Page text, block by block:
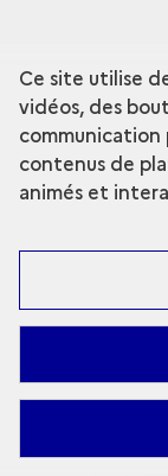
Gestion
Ce site utilise
vidéos, des
communication
contenus de
animés et